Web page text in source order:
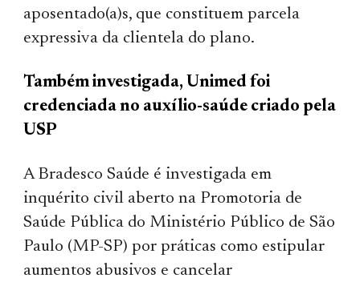
aposentado(a)s, que constituem parcela
expressiva da clientela do plano.
Também investigada, Unimed foi
credenciada no auxílio-saúde criado pela
USP
A Bradesco Saúde é investigada em
inquérito civil aberto na Promotoria de
Saúde Pública do Ministério Público de São
Paulo (MP-SP) por práticas como estipular
aumentos abusivos e cancelar